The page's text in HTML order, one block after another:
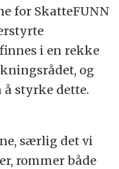
for SkatteFUNN
i en rekke
og
styrke dette.
særlig det vi
rommer både